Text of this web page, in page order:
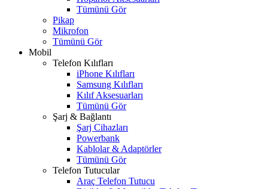
Tümünü Gör
Pikap
Mikrofon
Tümünü Gör
Mobil
Telefon Kılıfları
iPhone Kılıfları
Samsung Kılıfları
Kılıf Aksesuarları
Tümünü Gör
Şarj & Bağlantı
Şarj Cihazları
Powerbank
Kablolar & Adaptörler
Tümünü Gör
Telefon Tutucular
Araç Telefon Tutucu